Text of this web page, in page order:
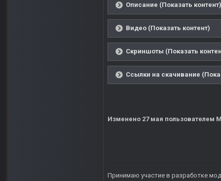
Описание (Показать контент)
Видео (Показать контент)
Скриншоты (Показать
Ссылки на скачивание
Изменено 27 мая пользователем
Принимаю участие в разработке